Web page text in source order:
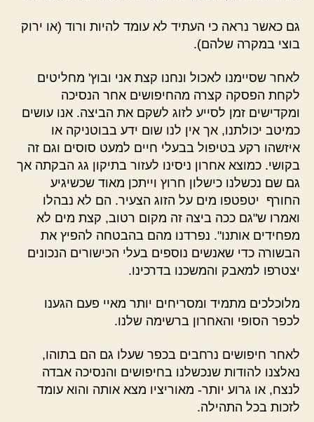
גם כאשר נראה כי העתיד לא עומד להיות ורוד (או ירוק
בוצי במקרה שלהם).
לאחר שסיימנו לאכול ונחנו קצת אני ובוץ' מחליטים
לקחת הפסקה קצרה מהחיפושים אחר הנסיכה
ומקדישים זמן לסייע לזוג לשקם את הביצה. אנו עושים
כמיטב יכולתנו, אך אין לנו שום ידע בבוטניקה או
איזשהו רקע בטיפול בבעלי חיים למעט סוסים וגם זה
בקושי. כמוצא אחרון ניסינו לעזור בתיקון גג הבקתה אך
גם שם נכשלנו כישלון חרוץ וייתכן מאוד שכשיגיע
החורף יטפטפו מים על הזוג הצעיר. הם לא נבהלו
ואמרו ש"גם ככה ביצה זה מקום רטוב, קצת מים לא
מפחידים אותנו". נפרדנו מהם בהבטחה להפיץ את
הבשורה כדי שאנשים נוספים בעלי הכישורים הנכונים
יצטרפו למאבק והמשכנו בדרכינו.
מלוכלכים מתמיד ומסריחים יותר מאיי פעם הגענו
לכפר הסופי והאחרון ברשימה שלנו.
לאחר חיפושים נרחבים בכפר שעלו גם הם בתוהו,
נאלצנו להודות שנכשלנו בחיפושים והנסיכה אבדה
לנצח, או גרוע יותר- מאוריציו מצא אותה והוא עומד
לזכות בכל התהילה.